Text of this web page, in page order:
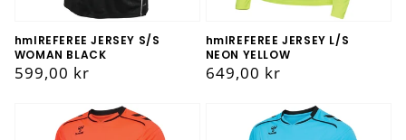
hmlREFEREE JERSEY S/S
WOMAN BLACK
Vanlig
599,00 kr
hmlREFEREE JERSEY L/S
NEON YELLOW
Vanlig
649,00 kr